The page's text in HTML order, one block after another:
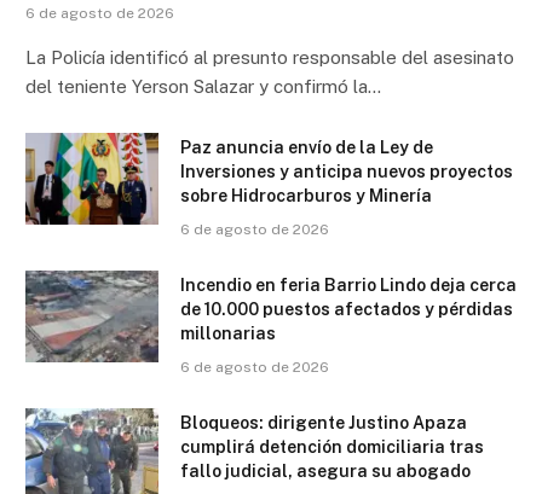
6 de agosto de 2026
La Policía identificó al presunto responsable del asesinato
del teniente Yerson Salazar y confirmó la…
Paz anuncia envío de la Ley de
Inversiones y anticipa nuevos proyectos
sobre Hidrocarburos y Minería
6 de agosto de 2026
Incendio en feria Barrio Lindo deja cerca
de 10.000 puestos afectados y pérdidas
millonarias
6 de agosto de 2026
Bloqueos: dirigente Justino Apaza
cumplirá detención domiciliaria tras
fallo judicial, asegura su abogado